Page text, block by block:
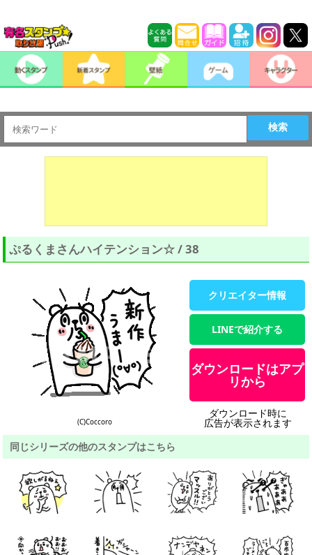
検索
ぷるくまさんハイテンション☆ / 38
(C)Coccoro
クリエイター情報
LINEで紹介する
ダウンロードはアプ
リから
ダウンロード時に
広告が表示されます
同じシリーズの他のスタンプはこちら